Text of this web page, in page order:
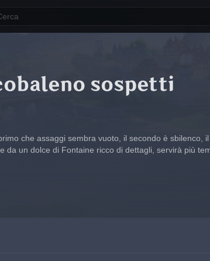
sospetti
che assaggi sembra vuoto, il secondo è
da un dolce di Fontaine ricco di dettagli, servirà più